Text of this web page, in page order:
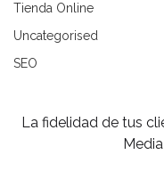
Tienda Online
Uncategorised
SEO
La fidelidad de tus
Media